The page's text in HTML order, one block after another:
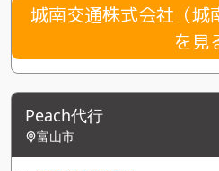
城南交通株式会社（城
を見
Peach代行
富山市